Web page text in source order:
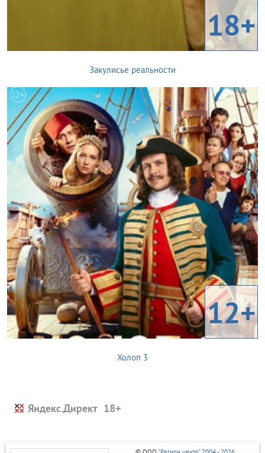
18+
Закулисье реальности
12+
Холоп 3
Яндекс.Директ